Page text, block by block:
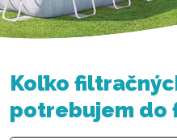
Koľko
potrebujem do